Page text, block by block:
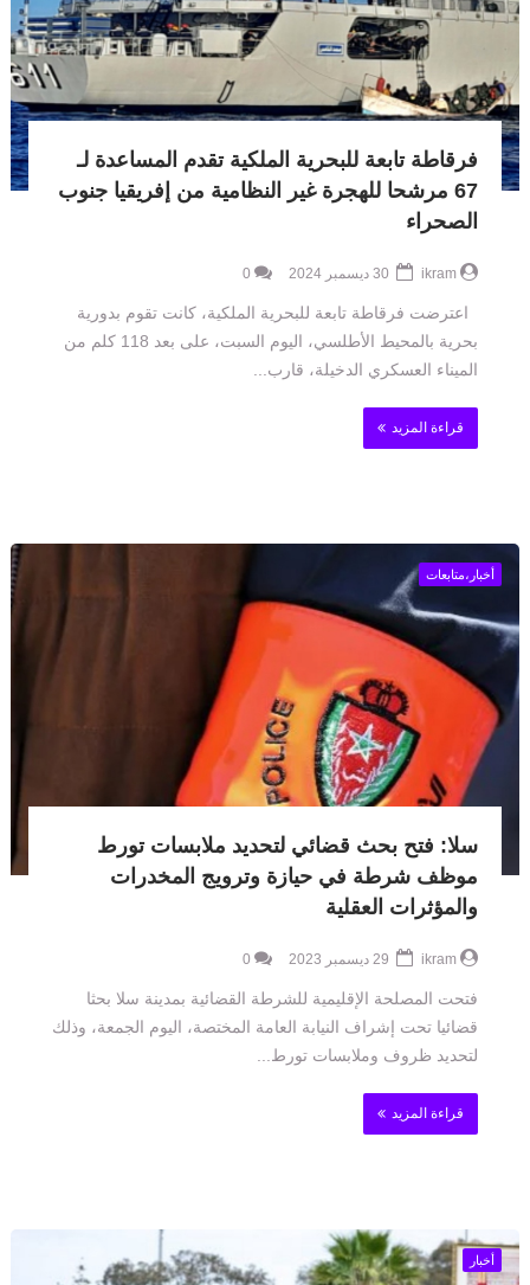
فرقاطة تابعة للبحرية الملكية تقدم المساعدة لـ
67 مرشحا للهجرة غير النظامية من إفريقيا جنوب
الصحراء
ikram
0
اعترضت فرقاطة تابعة للبحرية الملكية، كانت تقوم بدورية
بحرية بالمحيط الأطلسي، اليوم السبت، على بعد 118 كلم من
الميناء العسكري الدخيلة، قارب...
قراءة المزيد
أخبار،متابعات
سلا: فتح بحث قضائي لتحديد ملابسات تورط
موظف شرطة في حيازة وترويج المخدرات
والمؤثرات العقلية
ikram
0
فتحت المصلحة الإقليمية للشرطة القضائية بمدينة سلا بحثا
قضائيا تحت إشراف النيابة العامة المختصة، اليوم الجمعة، وذلك
لتحديد ظروف وملابسات تورط...
قراءة المزيد
أخبار